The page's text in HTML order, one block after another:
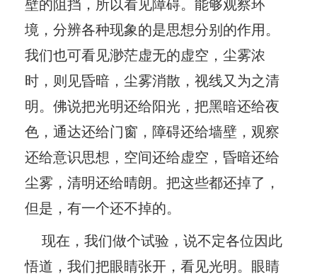
境，分辨各种现象的是思想分别的作用。
我们也可看见渺茫虚无的虚空，尘雾浓
时，则见昏暗，尘雾消散，视线又为之清
明。佛说把光明还给阳光，把黑暗还给夜
色，通达还给门窗，障碍还给墙壁，观察
还给意识思想，空间还给虚空，昏暗还给
尘雾，清明还给晴朗。把这些都还掉了，
但是，有一个还不掉的。
现在，我们做个试验，说不定各位因此
悟道，我们把眼睛张开，看见光明。眼睛